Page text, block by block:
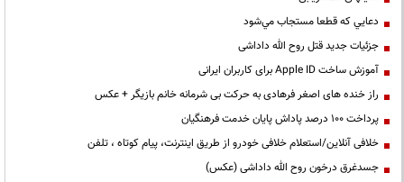
دعايي كه قطعا مستجاب مي‌شود
جزئیات جدید قتل روح الله داداشی
آموزش ساخت Apple ID برای کاربران ایرانی
راز خنده های اصغر فرهادی به حرکت بی شرمانه خانم بازیگر + عکس
پرداخت ۱۰۰ درصد پاداش پایان خدمت فرهنگیان
خلافی آنلاین/استعلام خلافی خودرو از طریق اینترنت، پیام کوتاه ، تلفن
جسدغرق درخون روح الله داداشی (عکس)